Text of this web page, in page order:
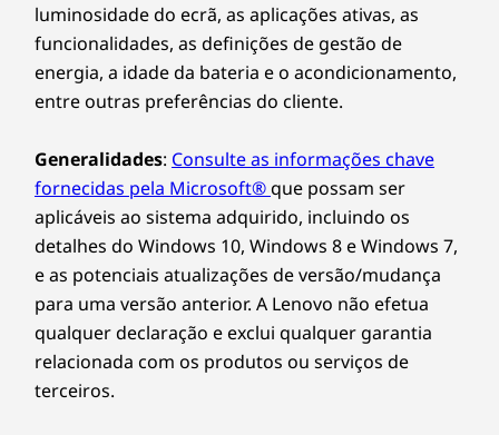
luminosidade do ecrã, as aplicações ativas, as
funcionalidades, as definições de gestão de
energia, a idade da bateria e o acondicionamento,
entre outras preferências do cliente.
Generalidades: Consulte as informações chave
fornecidas pela Microsoft®que possam ser
aplicáveis ao sistema adquirido, incluindo os
detalhes do Windows 10, Windows 8 e Windows 7,
e as potenciais atualizações de versão/mudança
para uma versão anterior. A Lenovo não efetua
qualquer declaração e exclui qualquer garantia
relacionada com os produtos ou serviços de
terceiros.